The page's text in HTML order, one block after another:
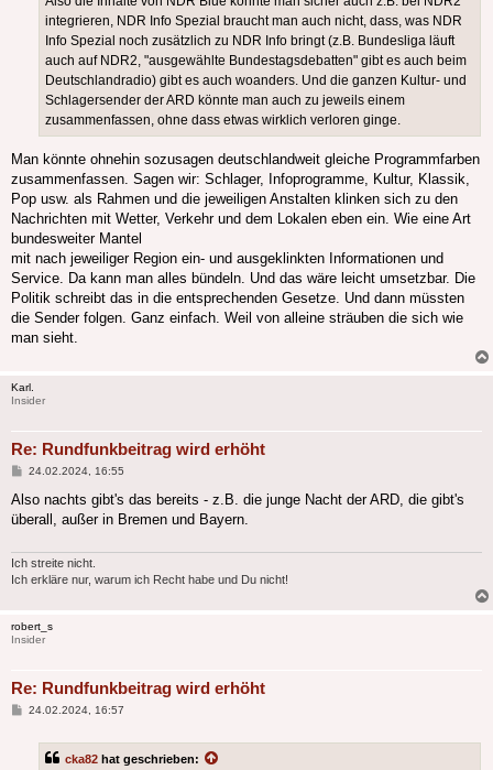
integrieren, NDR Info Spezial braucht man auch nicht, dass, was NDR
Info Spezial noch zusätzlich zu NDR Info bringt (z.B. Bundesliga läuft
auch auf NDR2, "ausgewählte Bundestagsdebatten" gibt es auch beim
Deutschlandradio) gibt es auch woanders. Und die ganzen Kultur- und
Schlagersender der ARD könnte man auch zu jeweils einem
zusammenfassen, ohne dass etwas wirklich verloren ginge.
Man könnte ohnehin sozusagen deutschlandweit gleiche Programmfarben
zusammenfassen. Sagen wir: Schlager, Infoprogramme, Kultur, Klassik,
Pop usw. als Rahmen und die jeweiligen Anstalten klinken sich zu den
Nachrichten mit Wetter, Verkehr und dem Lokalen eben ein. Wie eine Art
bundesweiter Mantel
mit nach jeweiliger Region ein- und ausgeklinkten Informationen und
Service. Da kann man alles bündeln. Und das wäre leicht umsetzbar. Die
Politik schreibt das in die entsprechenden Gesetze. Und dann müssten
die Sender folgen. Ganz einfach. Weil von alleine sträuben die sich wie
man sieht.
Karl.
Insider
Re: Rundfunkbeitrag wird erhöht
Beitrag
24.02.2024, 16:55
Also nachts gibt's das bereits - z.B. die junge Nacht der ARD, die gibt's
überall, außer in Bremen und Bayern.
Ich streite nicht.
Ich erkläre nur, warum ich Recht habe und Du nicht!
robert_s
Insider
Re: Rundfunkbeitrag wird erhöht
Beitrag
24.02.2024, 16:57
cka82 hat geschrieben: